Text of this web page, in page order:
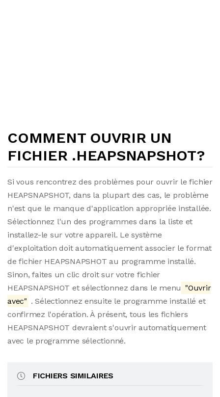
COMMENT OUVRIR UN
FICHIER .HEAPSNAPSHOT?
Si vous rencontrez des problèmes pour ouvrir le fichier
HEAPSNAPSHOT, dans la plupart des cas, le problème
n'est que le manque d'application appropriée installée.
Sélectionnez l'un des programmes dans la liste et
installez-le sur votre appareil. Le système
d'exploitation doit automatiquement associer le format
de fichier HEAPSNAPSHOT au programme installé.
Sinon, faites un clic droit sur votre fichier
HEAPSNAPSHOT et sélectionnez dans le menu "Ouvrir
avec" . Sélectionnez ensuite le programme installé et
confirmez l'opération. À présent, tous les fichiers
HEAPSNAPSHOT devraient s'ouvrir automatiquement
avec le programme sélectionné.
FICHIERS SIMILAIRES